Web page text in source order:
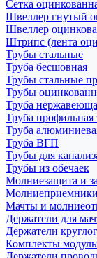
Сетка
Швеллер гнутый
Швеллер
Штрипс (лента
Трубы стальные
Труба бесшовная
Трубы стальные
Трубы
Труба
Труба профильная
Труба
Труба ВГП
Трубы для
Трубы из обечаек
Молниезащита и
Молниеприемники
Мачты и
Держатели для
Держатели
Комплекты